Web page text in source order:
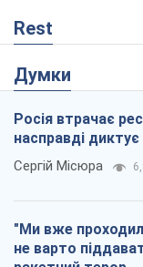
Rest
Думки
Росія втрачає
насправді
Сергій Місюра
"Ми вже
не варто